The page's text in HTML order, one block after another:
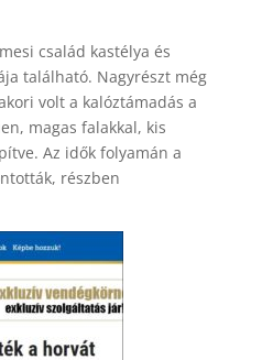
család kastélya és
található. Nagyrészt még
volt a kalóztámadás a
magas falakkal, kis
Az idők folyamán a
részben